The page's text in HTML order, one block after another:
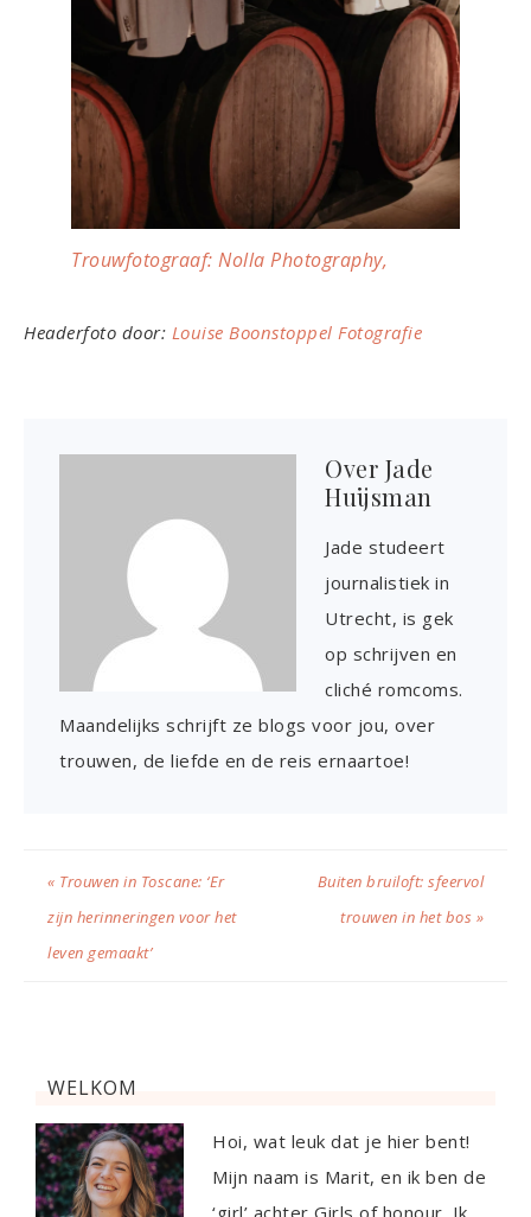
Trouwfotograaf: Nolla Photography,
Headerfoto door: Louise Boonstoppel Fotografie
Over Jade
Huijsman
Jade studeert
journalistiek in
Utrecht, is gek
op schrijven en
cliché romcoms.
Maandelijks schrijft ze blogs voor jou, over
trouwen, de liefde en de reis ernaartoe!
« Trouwen in Toscane: ‘Er
zijn herinneringen voor het
leven gemaakt’
Buiten bruiloft: sfeervol
trouwen in het bos »
WELKOM
Hoi, wat leuk dat je hier bent!
Mijn naam is Marit, en ik ben de